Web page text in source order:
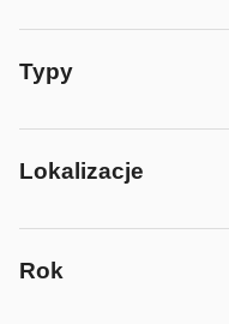
Typy
Lokalizacje
Rok